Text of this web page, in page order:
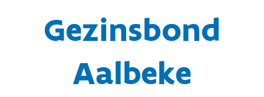
Gezinsbond
Aalbeke